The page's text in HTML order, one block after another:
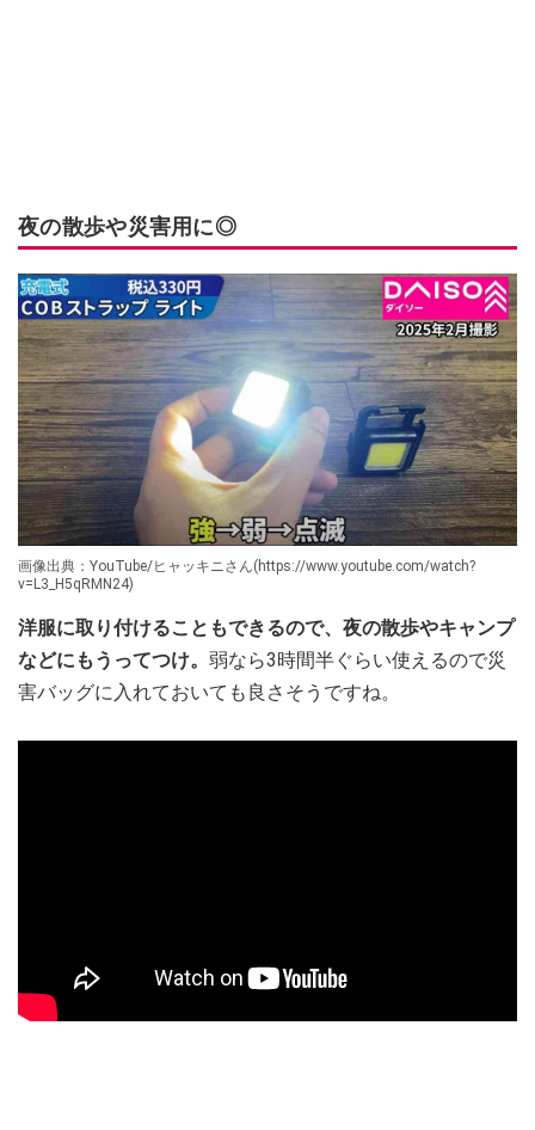
夜の散歩や災害用に◎
画像出典：YouTube/ヒャッキニさん(https://www.youtube.com/watch?
v=L3_H5qRMN24)
洋服に取り付けることもできるので、夜の散歩やキャンプ
などにもうってつけ。 弱なら3時間半ぐらい使えるので災
害バッグに入れておいても良さそうですね。